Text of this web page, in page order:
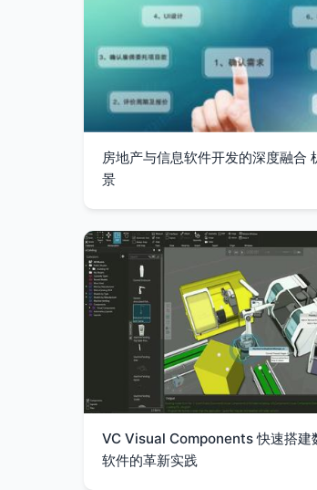
房地产与信息软件开发的深度融合
景
VC Visual Components 快速搭建
软件的革新实践